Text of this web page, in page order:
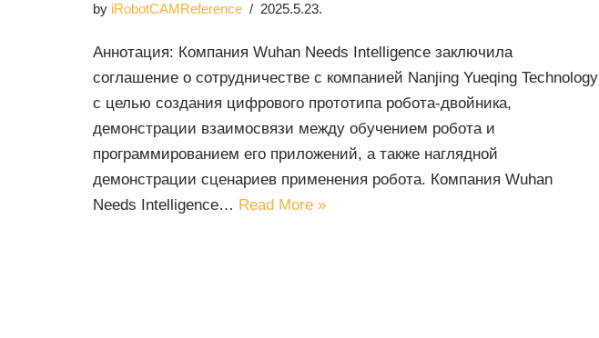
by iRobotCAMReference 2025.5.23.
Аннотация: Компания Wuhan Needs Intelligence заключила
соглашение о сотрудничестве с компанией Nanjing Yueqing Technology
с целью создания цифрового прототипа робота-двойника,
демонстрации взаимосвязи между обучением робота и
программированием его приложений, а также наглядной
демонстрации сценариев применения робота. Компания Wuhan
Needs Intelligence… Read More »